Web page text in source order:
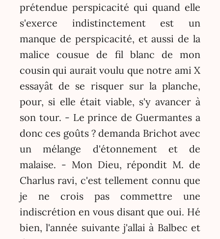
prétendue perspicacité qui quand elle
s'exerce indistinctement est un
manque de perspicacité, et aussi de la
malice cousue de fil blanc de mon
cousin qui aurait voulu que notre ami X
essayât de se risquer sur la planche,
pour, si elle était viable, s'y avancer à
son tour. - Le prince de Guermantes a
donc ces goûts ? demanda Brichot avec
un mélange d'étonnement et de
malaise. - Mon Dieu, répondit M. de
Charlus ravi, c'est tellement connu que
je ne crois pas commettre une
indiscrétion en vous disant que oui. Hé
bien, l'année suivante j'allai à Balbec et